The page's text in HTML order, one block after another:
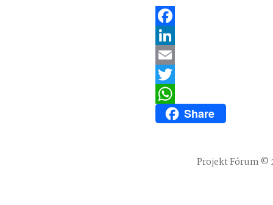
Facebook
LinkedIn
Email
Twitter
WhatsAppShare
Projekt Fórum ©